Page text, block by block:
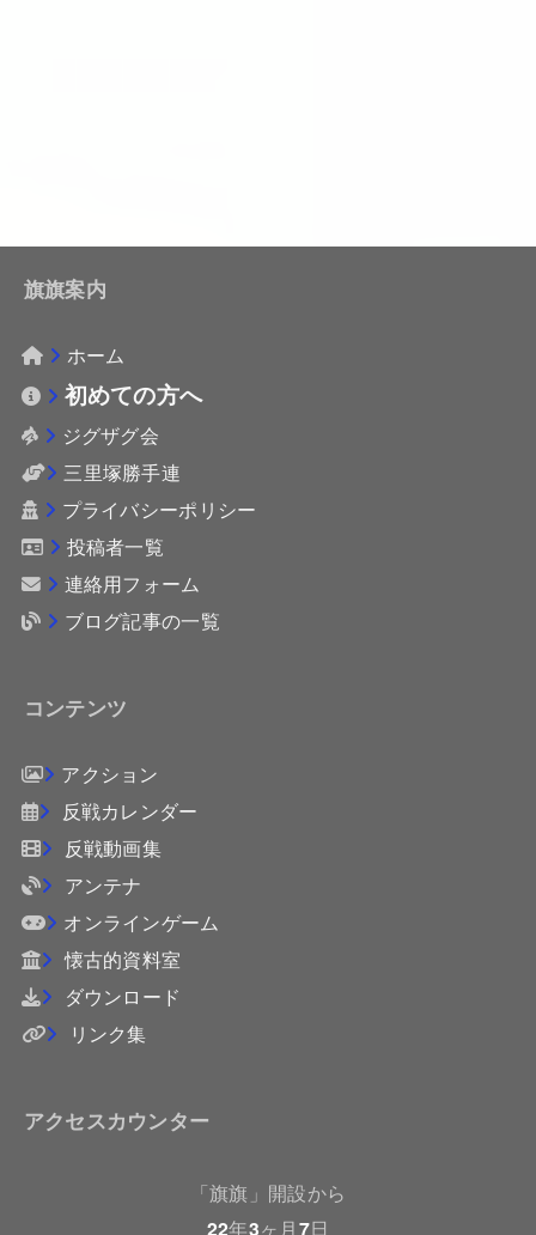
旗旗案内
ホーム
初めての方へ
ジグザグ会
三里塚勝手連
プライバシーポリシー
投稿者一覧
連絡用フォーム
ブログ記事の一覧
コンテンツ
アクション
反戦カレンダー
反戦動画集
アンテナ
オンラインゲーム
懐古的資料室
ダウンロード
リンク集
アクセスカウンター
「旗旗」開設から
22年3ヶ月7日